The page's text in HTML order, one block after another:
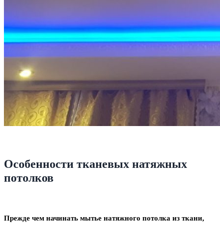
Особенности тканевых натяжных
потолков
Прежде чем начинать мытье натяжного потолка из ткани,